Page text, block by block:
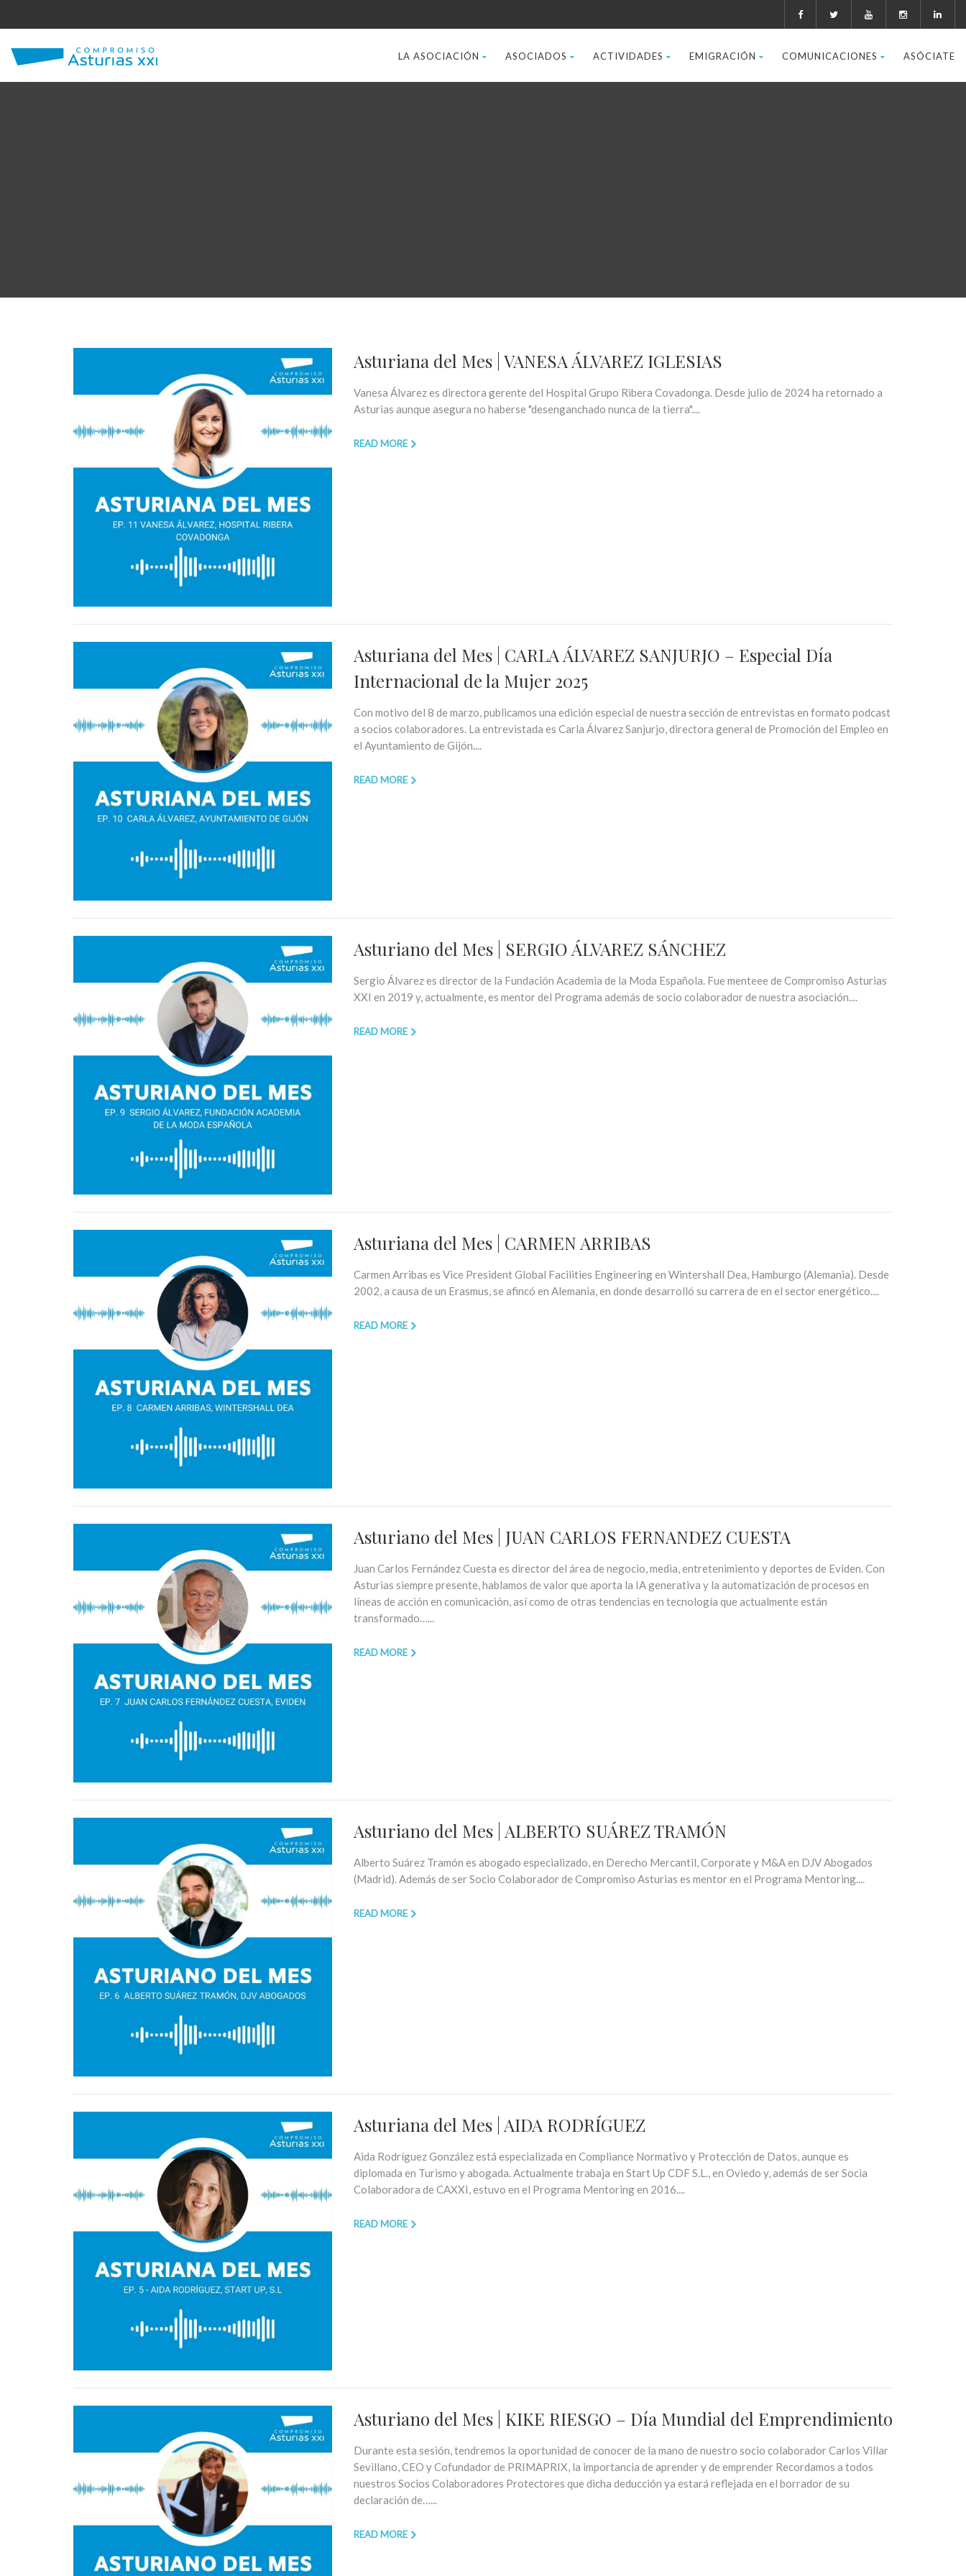
LA ASOCIACIÓN ASOCIADOS ACTIVIDADES EMIGRACIÓN COMUNICACIONES ASÓCIATE
Asturiana del Mes | VANESA ÁLVAREZ IGLESIAS
Vanesa Álvarez es directora gerente del Hospital Grupo Ribera Covadonga. Desde julio de 2024 ha retornado a
Asturias aunque asegura no haberse "desenganchado nunca de la tierra"....
READ MORE
Asturiana del Mes | CARLA ÁLVAREZ SANJURJO – Especial Día
Internacional de la Mujer 2025
Con motivo del 8 de marzo, publicamos una edición especial de nuestra sección de entrevistas en formato podcast
a socios colaboradores. La entrevistada es Carla Álvarez Sanjurjo, directora general de Promoción del Empleo en
el Ayuntamiento de Gijón....
READ MORE
Asturiano del Mes | SERGIO ÁLVAREZ SÁNCHEZ
Sergio Álvarez es director de la Fundación Academia de la Moda Española. Fue menteee de Compromiso Asturias
XXI en 2019 y, actualmente, es mentor del Programa además de socio colaborador de nuestra asociación....
READ MORE
Asturiana del Mes | CARMEN ARRIBAS
Carmen Arribas es Vice President Global Facilities Engineering en Wintershall Dea, Hamburgo (Alemania). Desde
2002, a causa de un Erasmus, se afincó en Alemania, en donde desarrolló su carrera de en el sector energético....
READ MORE
Asturiano del Mes | JUAN CARLOS FERNANDEZ CUESTA
Juan Carlos Fernández Cuesta es director del área de negocio, media, entretenimiento y deportes de Eviden. Con
Asturias siempre presente, hablamos de valor que aporta la IA generativa y la automatización de procesos en
líneas de acción en comunicación, así como de otras tendencias en tecnología que actualmente están
transformado…...
READ MORE
Asturiano del Mes | ALBERTO SUÁREZ TRAMÓN
Alberto Suárez Tramón es abogado especializado, en Derecho Mercantil, Corporate y M&A en DJV Abogados
(Madrid). Además de ser Socio Colaborador de Compromiso Asturias es mentor en el Programa Mentoring....
READ MORE
Asturiana del Mes | AIDA RODRÍGUEZ
Aida Rodríguez González está especializada en Compliance Normativo y Protección de Datos, aunque es
diplomada en Turismo y abogada. Actualmente trabaja en Start Up CDF S.L., en Oviedo y, además de ser Socia
Colaboradora de CAXXI, estuvo en el Programa Mentoring en 2016....
READ MORE
Asturiano del Mes | KIKE RIESGO – Día Mundial del Emprendimiento
Durante esta sesión, tendremos la oportunidad de conocer de la mano de nuestro socio colaborador Carlos Villar
Sevillano, CEO y Cofundador de PRIMAPRIX, la importancia de aprender y de emprender Recordamos a todos
nuestros Socios Colaboradores Protectores que dicha deducción ya estará reflejada en el borrador de su
declaración de…...
READ MORE